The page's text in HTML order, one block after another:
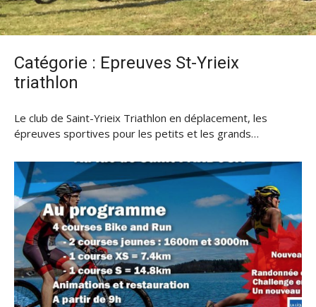
Catégorie : Epreuves St-Yrieix
triathlon
Le club de Saint-Yrieix Triathlon en déplacement, les
épreuves sportives pour les petits et les grands…